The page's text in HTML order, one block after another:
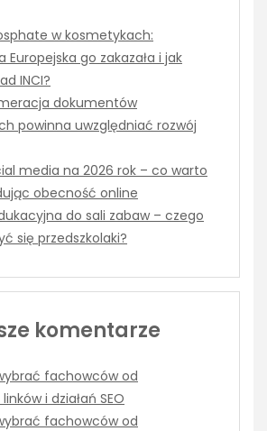
w kosmetykach:
Europejska go zakazała i jak
INCI?
dokumentów
powinna uwzględniać rozwój
media na 2026 rok – co warto
obecność online
do sali zabaw – czego
się przedszkolaki?
komentarze
fachowców od
i działań SEO
fachowców od